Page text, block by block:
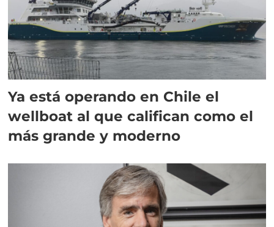
Ya está operando en Chile el
wellboat al que califican como el
más grande y moderno